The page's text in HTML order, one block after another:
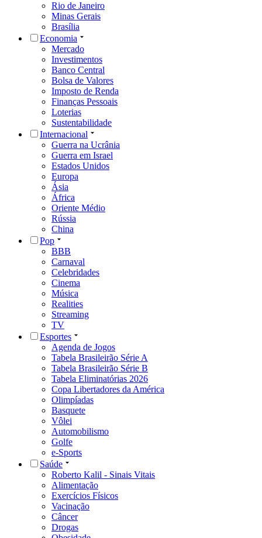
Rio de Janeiro
Minas Gerais
Brasília
Economia
Mercado
Investimentos
Banco Central
Bolsa de Valores
Imposto de Renda
Finanças Pessoais
Loterias
Sustentabilidade
Internacional
Guerra na Ucrânia
Guerra em Israel
Estados Unidos
Europa
Ásia
África
Oriente Médio
Rússia
China
Pop
BBB
Carnaval
Celebridades
Cinema
Música
Realities
Streaming
TV
Esportes
Agenda de Jogos
Tabela Brasileirão Série A
Tabela Brasileirão Série B
Tabela Eliminatórias 2026
Copa Libertadores da América
Olimpíadas
Basquete
Vôlei
Automobilismo
Golfe
e-Sports
Saúde
Roberto Kalil - Sinais Vitais
Alimentação
Exercícios Físicos
Vacinação
Câncer
Drogas